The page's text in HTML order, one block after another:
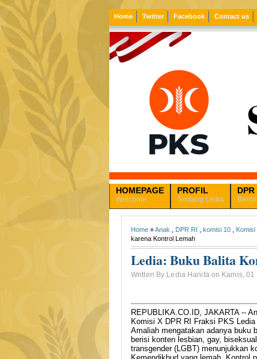
Home Twitter Facebook Contact us
HOMEPAGE
Welcome
PROFIL
Tentang Ledia
DPR
Home »Anak DPR RI komisi 10 Komisi
karena Kontrol Lemah
Ledia: Buku Balita
Written By Ledia Hanifa on Kamis,
REPUBLIKA.CO.ID, JAKARTA --
Komisi X DPR RI Fraksi PKS Ledia
Amaliah mengatakan adanya buku
berisi konten lesbian, gay,
transgender (LGBT) menunjukkan